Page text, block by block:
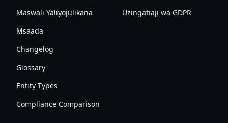
Maswali Yaliyojulikana
Msaada
Changelog
Glossary
Entity Types
Compliance Comparison
Uzingatiaji wa GDPR